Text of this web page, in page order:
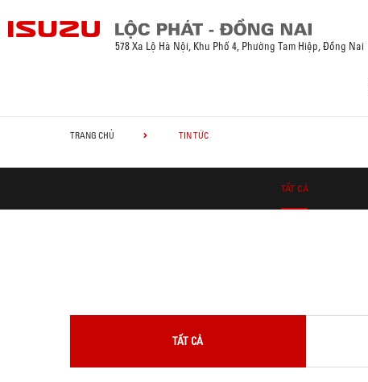
578 Xa Lộ Hà Nội, Khu Phố 4, Phường Tam Hiệp, Đồng Nai
TRANG CHỦ TIN TỨC
TẤT CẢ
TẤT CẢ